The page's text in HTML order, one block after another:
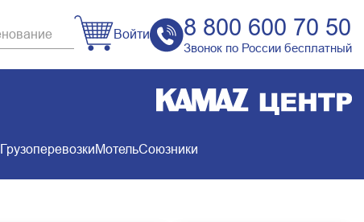
Войти 8 800 600 70 50
Звонок по России бесплатный
ГрузоперевозкиМотельСоюзники